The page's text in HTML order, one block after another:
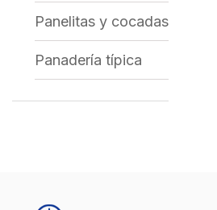
Panelitas y cocadas
Panadería típica